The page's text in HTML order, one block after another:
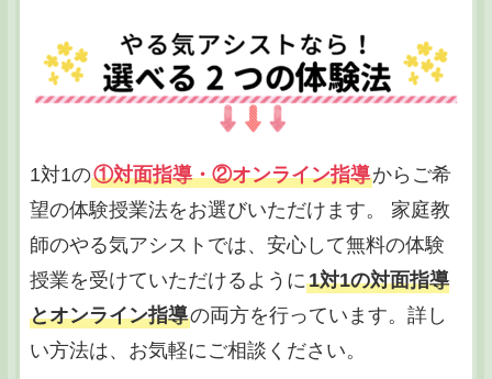
1対1の①対面指導・②オンライン指導からご希
望の体験授業法をお選びいただけます。 家庭教
師のやる気アシストでは、安心して無料の体験
授業を受けていただけるように1対1の対面指導
とオンライン指導の両方を行っています。詳し
い方法は、お気軽にご相談ください。